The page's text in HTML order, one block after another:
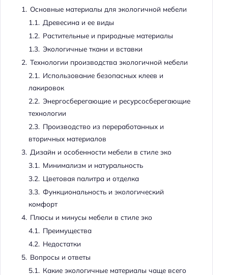
1. Основные материалы для экологичной мебели
1.1. Древесина и ее виды
1.2. Растительные и природные материалы
1.3. Экологичные ткани и вставки
2. Технологии производства экологичной мебели
2.1. Использование безопасных клеев и
лакировок
2.2. Энергосберегающие и ресурсосберегающие
технологии
2.3. Производство из переработанных и
вторичных материалов
3. Дизайн и особенности мебели в стиле эко
3.1. Минимализм и натуральность
3.2. Цветовая палитра и отделка
3.3. Функциональность и экологический
комфорт
4. Плюсы и минусы мебели в стиле эко
4.1. Преимущества
4.2. Недостатки
5. Вопросы и ответы
5.1. Какие экологичные материалы чаще всего